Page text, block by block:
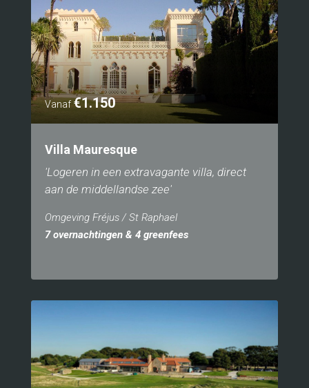
Vanaf€1.150
Villa Mauresque
'Logeren in een extravagante villa, direct
aan de middellandse zee'
Omgeving Fréjus / St Raphael
7 overnachtingen & 4 greenfees